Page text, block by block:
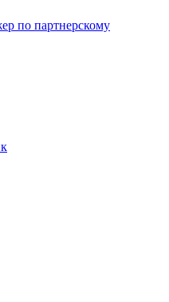
по партнерскому